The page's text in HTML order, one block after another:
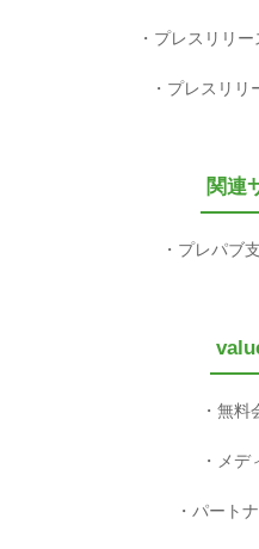
プレスリリ
プレスリリ
関連
プレパブ
無料
メデ
パート